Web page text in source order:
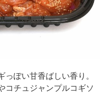
ぽい甘香ばしい香り。
コチュジャンプルコギソ